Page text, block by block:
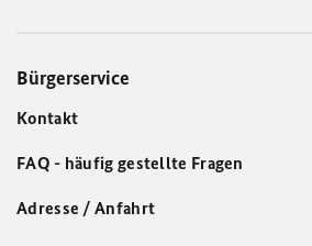
Bürgerservice
Kontakt
FAQ - häufig gestellte Fragen
Adresse / Anfahrt